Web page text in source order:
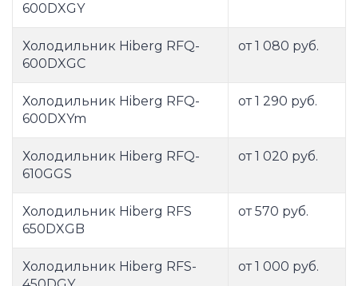
600DXGY
Холодильник Hiberg RFQ-
600DXGС
от 1 080 руб.
Холодильник Hiberg RFQ-
600DXYm
от 1 290 руб.
Холодильник Hiberg RFQ-
610GGS
от 1 020 руб.
Холодильник Hiberg RFS
650DXGB
от 570 руб.
Холодильник Hiberg RFS-
от 1 000 руб.